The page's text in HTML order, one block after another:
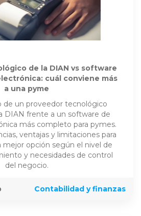
de la DIAN vs software
cuál conviene más
a una pyme
de un proveedor tecnológico
DIAN frente a un software de
más completo para pymes.
ventajas y limitaciones para
mejor opción según el nivel de
y necesidades de control
del negocio.
Contabilidad y finanzas